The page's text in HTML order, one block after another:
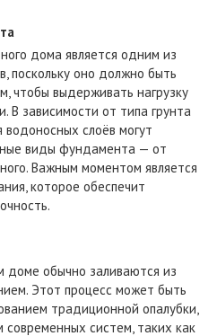
дома является одним из
поскольку оно должно быть
чтобы выдерживать нагрузку
В зависимости от типа грунта
водоносных слоёв могут
виды фундамента — от
Важным моментом является
которое обеспечит
доме обычно заливаются из
Этот процесс может быть
традиционной опалубки,
систем, таких как